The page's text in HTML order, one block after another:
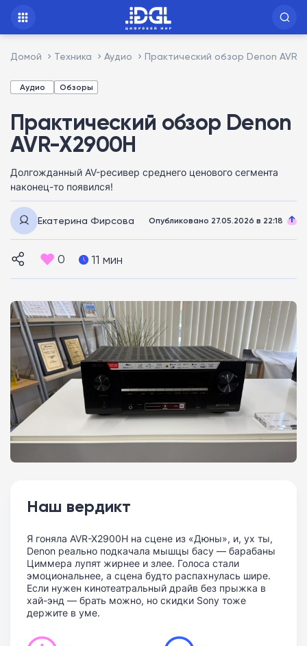
Домой Техника Аудио Практический обзор Denon AVR-
Аудио Обзоры
Практический обзор Denon
AVR-X2900H
Долгожданный AV-ресивер среднего ценового сегмента
наконец-то появился!
Екатерина Фирсова Опубликовано 27.05.2026 в 22:18
0 11 мин
Наш вердикт
Я гоняла AVR-X2900H на сцене из «Дюны», и, ух ты,
Denon реально подкачала мышцы басу — барабаны
Циммера лупят жирнее и злее. Голоса стали
эмоциональнее, а сцена будто распахнулась шире.
Если нужен кинотеатральный драйв без прыжка в
хай-энд — брать можно, но скидки Sony тоже
держите в уме.